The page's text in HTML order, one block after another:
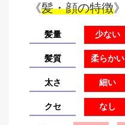
《髪・顔の特徴》
髪量 少ない
髪質 柔らかい
太さ 細い
クセ なし